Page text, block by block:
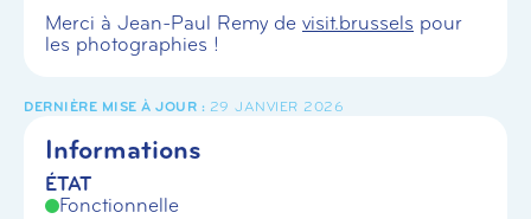
Merci à Jean-Paul Remy de visit.brussels pour
les photographies !
29 JANVIER 2026
Informations
ÉTAT
Fonctionnelle